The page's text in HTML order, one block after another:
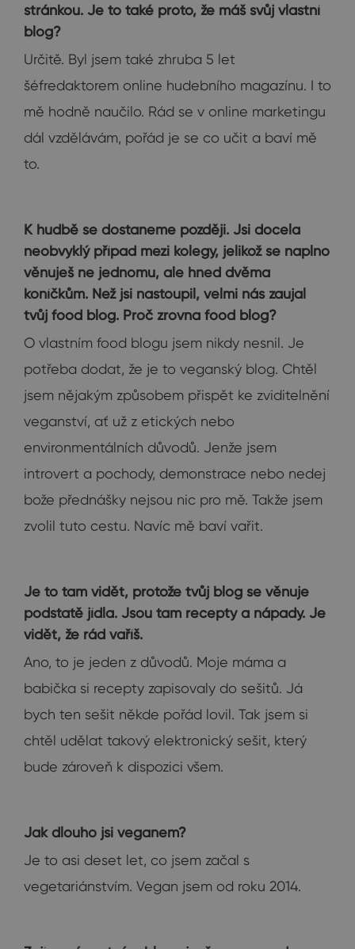
stránkou. Je to také proto, že máš svůj vlastní
blog?
Určitě. Byl jsem také zhruba 5 let
šéfredaktorem online hudebního magazínu. I to
mě hodně naučilo. Rád se v online marketingu
dál vzdělávám, pořád je se co učit a baví mě
to.
K hudbě se dostaneme později. Jsi docela
neobvyklý případ mezi kolegy, jelikož se naplno
věnuješ ne jednomu, ale hned dvěma
koníčkům. Než jsi nastoupil, velmi nás zaujal
tvůj food blog. Proč zrovna food blog?
O vlastním food blogu jsem nikdy nesnil. Je
potřeba dodat, že je to veganský blog. Chtěl
jsem nějakým způsobem přispět ke zviditelnění
veganství, ať už z etických nebo
environmentálních důvodů. Jenže jsem
introvert a pochody, demonstrace nebo nedej
bože přednášky nejsou nic pro mě. Takže jsem
zvolil tuto cestu. Navíc mě baví vařit.
Je to tam vidět, protože tvůj blog se věnuje
podstatě jídla. Jsou tam recepty a nápady. Je
vidět, že rád vaříš.
Ano, to je jeden z důvodů. Moje máma a
babička si recepty zapisovaly do sešitů. Já
bych ten sešit někde pořád lovil. Tak jsem si
chtěl udělat takový elektronický sešit, který
bude zároveň k dispozici všem.
Jak dlouho jsi veganem?
Je to asi deset let, co jsem začal s
vegetariánstvím. Vegan jsem od roku 2014.